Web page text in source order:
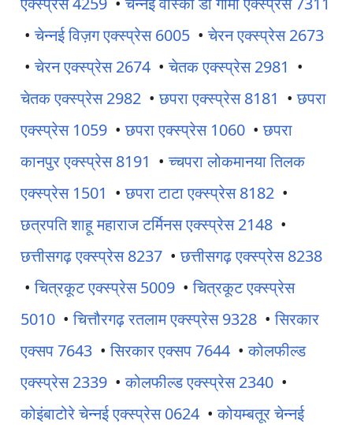
•चेन्नई विज़ग एक्स्प्रेस 6005 •चेरन एक्स्प्रेस 2673
•चेरन एक्स्प्रेस 2674 •चेतक एक्स्प्रेस 2981 •
चेतक एक्स्प्रेस 2982 •छपरा एक्स्प्रेस 8181 •छपरा
एक्स्प्रेस 1059 •छपरा एक्स्प्रेस 1060 •छपरा
कानपुर एक्स्प्रेस 8191 •च्चपरा लोकमानया तिलक
एक्स्प्रेस 1501 •छपरा टाटा एक्स्प्रेस 8182 •
छत्रपति शाहू महाराज टर्मिनस एक्स्प्रेस 2148 •
छत्तीसगढ़ एक्स्प्रेस 8237 •छत्तीसगढ़ एक्स्प्रेस 8238
•चित्रकूट एक्स्प्रेस 5009 •चित्रकूट एक्स्प्रेस
5010 •चित्तौरगढ़ रतलाम एक्स्प्रेस 9328 •सिरकार
एक्सप 7643 •सिरकार एक्सप 7644 •कोलफील्ड
एक्स्प्रेस 2339 •कोलफील्ड एक्स्प्रेस 2340 •
कोइंबाटोरे चेन्नई एक्स्प्रेस 0624 •कोयम्बतूर चेन्नई